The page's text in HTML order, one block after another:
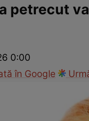
petrecut
0:00
în Google